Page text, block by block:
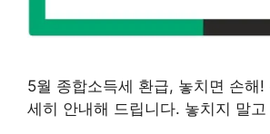
5월 종합소득세 환급, 놓치면 손해
세히 안내해 드립니다. 놓치지 말